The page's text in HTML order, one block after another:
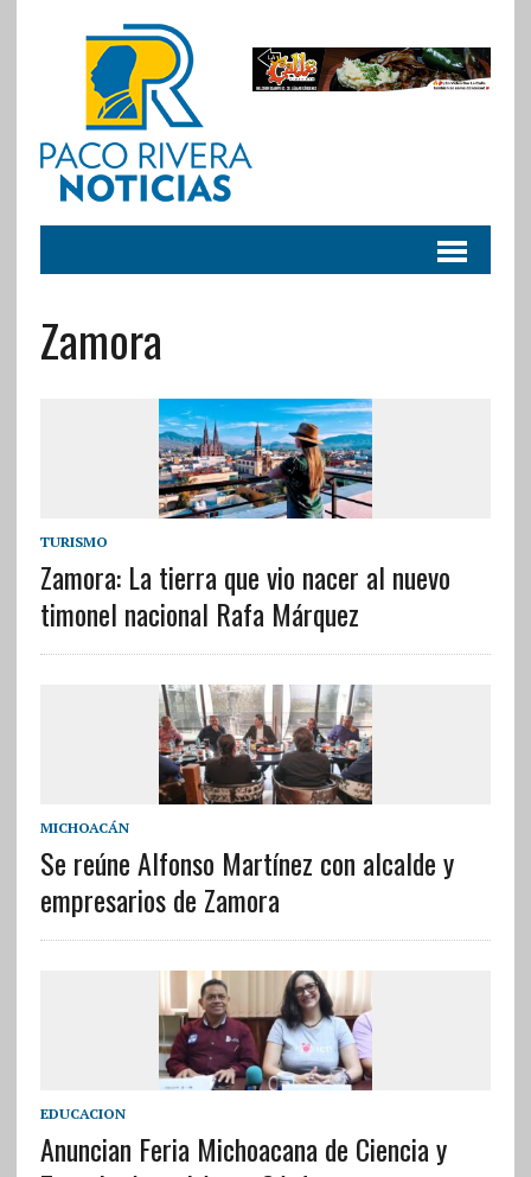
Zamora
TURISMO
Zamora: La tierra que vio nacer al nuevo
timonel nacional Rafa Márquez
MICHOACÁN
Se reúne Alfonso Martínez con alcalde y
empresarios de Zamora
EDUCACION
Anuncian Feria Michoacana de Ciencia y